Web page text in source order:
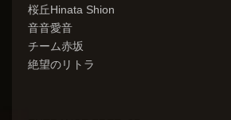
桜丘Hinata Shion
音音愛音
チーム赤坂
絶望のリトラ